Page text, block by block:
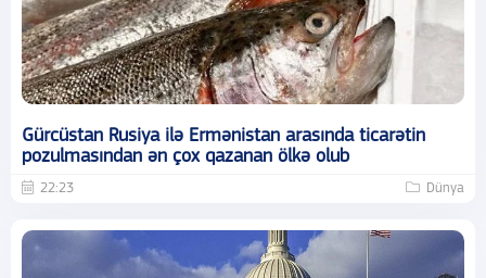
Gürcüstan Rusiya ilə Ermənistan arasında ticarətin
pozulmasından ən çox qazanan ölkə olub
22:23 Dünya